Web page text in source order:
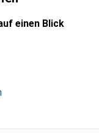
einen Blick